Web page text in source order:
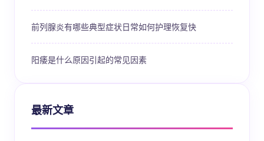
前列腺炎有哪些典型症状日常如何护理恢复快
阳痿是什么原因引起的常见因素
最新文章